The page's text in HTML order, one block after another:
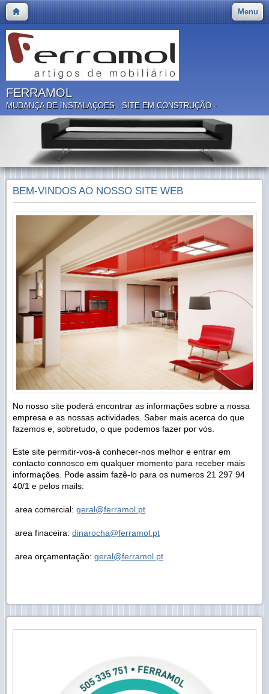
Menu
FERRAMOL
MUDANÇA DE INSTALAÇOES - SITE EM CONSTRUÇÃO -
BEM-VINDOS AO NOSSO SITE WEB
No nosso site poderá encontrar as informações sobre a nossa
empresa e as nossas actividades. Saber mais acerca do que
fazemos e, sobretudo, o que podemos fazer por vós.
Este site permitir-vos-á conhecer-nos melhor e entrar em
contacto connosco em qualquer momento para receber mais
informações. Pode assim fazê-lo para os numeros 21 297 94
40/1 e pelos mails:
area comercial: geral@ferramol.pt
area finaceira: dinarocha@ferramol.pt
area orçamentação: geral@ferramol.pt